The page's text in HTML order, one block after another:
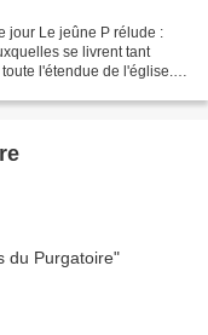
jour Le jeûne P rélude :
se livrent tant
l'étendue de l'église. Il